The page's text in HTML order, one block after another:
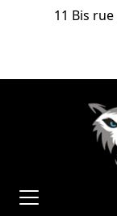
11 Bis rue
Panneau de